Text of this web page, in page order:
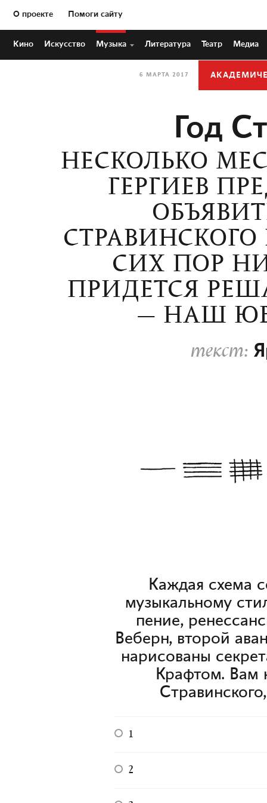
О проекте Помоги сайту
Кино Искусство Музыка Литература Театр Медиа
6 МАРТА 2017
Год
НЕСКОЛЬКО
ГЕРГИЕВ
СИХ ПОР
ПРИДЕТСЯ
— НАШ
текст:
Каждая схема
музыкальному
пение,
Веберн, второй
нарисованы
Крафтом. Вам
1
2